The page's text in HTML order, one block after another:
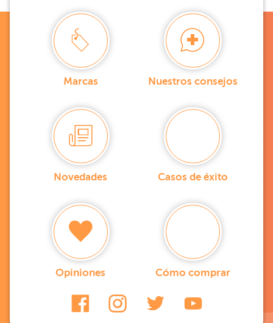
Marcas Nuestros consejos
Novedades Casos de éxito
Opiniones Cómo comprar